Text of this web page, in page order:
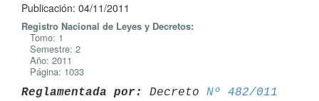
Publicación: 04/11/2011
Registro Nacional de Leyes y Decretos:
Tomo: 1
Semestre: 2
Año: 2011
Página: 1033
Reglamentada por: Decreto Nº 482/011